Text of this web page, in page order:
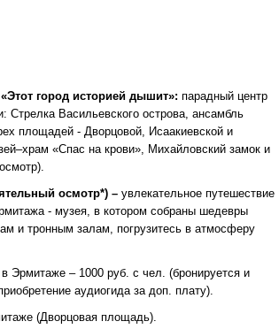
город историей дышит»: парадный центр
Стрелка Васильевского острова, ансамбль
площадей - Дворцовой, Исаакиевской и
«Спас на крови», Михайловский замок и
осмотр*) –увлекательное путешествие
- музея, в котором собраны шедевры
и тронным залам, погрузитесь в атмосферу
Эрмитаже – 1000 руб. с чел. (бронируется и
аудиогида за доп. плату).
(Дворцовая площадь).